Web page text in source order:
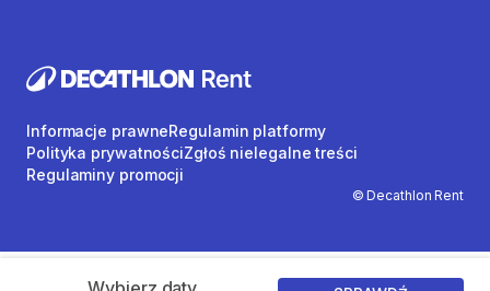
© Decathlon Rent
Informacje prawneRegulamin platformy
Polityka prywatnościZgłoś nielegalne treści
Regulaminy promocji